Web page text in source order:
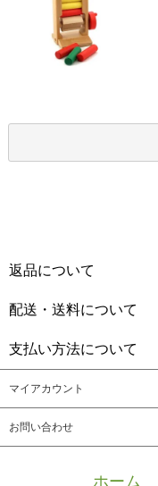
返品について
配送・送料について
支払い方法について
マイアカウント
お問い合わせ
ホーム